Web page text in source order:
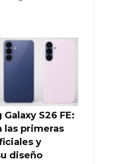
S26 FE:
las primeras
y
diseño